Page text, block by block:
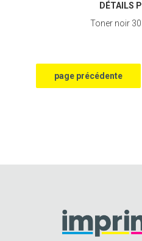
DÉTAILS
Toner noir